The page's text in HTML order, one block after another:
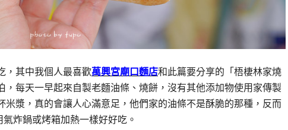
，其中我個人最喜歡萬興宮廟口麵店和此篇要分享的「梧棲林家燒
每天一早起來自製老麵油條、燒餅，沒有其他添加物使用家傳製
漿，真的會讓人心滿意足，他們家的油條不是酥脆的那種，反而
炸鍋或烤箱加熱一樣好好吃。